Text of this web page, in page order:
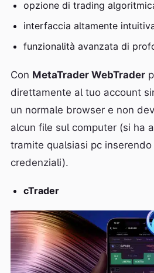
opzione di trading
interfaccia altamente
funzionalità avanzata di
Con MetaTrader WebTrader
direttamente al tuo account
un normale browser e non
alcun file sul computer (si ha
tramite qualsiasi pc inserendo
credenziali).
cTrader